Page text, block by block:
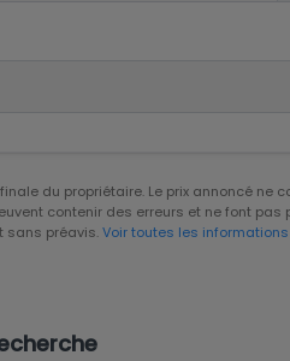
du propriétaire. Le prix annoncé ne
contenir des erreurs et ne font pas
sans préavis.Voir toutes les